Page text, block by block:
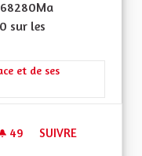
sur les
L'attractivité
et de ses
49 49 ABONNÉS
SUIVRE